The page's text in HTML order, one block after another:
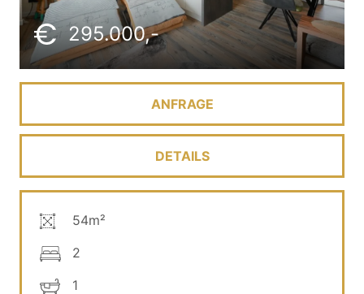
295.000,-
ANFRAGE
DETAILS
54m²
2
1